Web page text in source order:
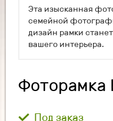
Эта изысканная
семейной
дизайн рамки
вашего интерьера.
Фоторамка
Под заказ